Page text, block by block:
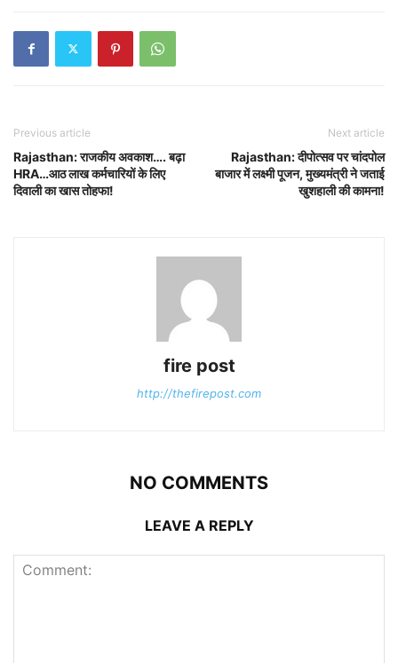
Previous article
Rajasthan: राजकीय अवकाश…. बढ़ा
HRA…आठ लाख कर्मचारियों के लिए
दिवाली का खास तोहफा!
Next article
Rajasthan: दीपोत्सव पर चांदपोल
बाजार में लक्ष्मी पूजन, मुख्यमंत्री ने जताई
खुशहाली की कामना!
fire post
http://thefirepost.com
NO COMMENTS
LEAVE A REPLY